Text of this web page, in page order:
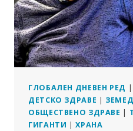
ГЛОБАЛЕН ДНЕВЕН РЕД |
ДЕТСКО ЗДРАВЕ |
ОБЩЕСТВЕНО ЗДРАВЕ |
ГИГАНТИ |ХРАНА